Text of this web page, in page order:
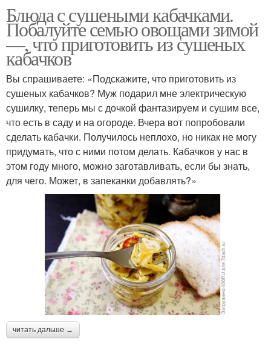
Блюда с сушеными кабачками.
Побалуйте семью овощами зимой
—, что приготовить из сушеных
кабачков
Вы спрашиваете: «Подскажите, что приготовить из
сушеных кабачков? Муж подарил мне электрическую
сушилку, теперь мы с дочкой фантазируем и сушим все,
что есть в саду и на огороде. Вчера вот попробовали
сделать кабачки. Получилось неплохо, но никак не могу
придумать, что с ними потом делать. Кабачков у нас в
этом году много, можно заготавливать, если бы знать,
для чего. Может, в запеканки добавлять?»
читать дальше →